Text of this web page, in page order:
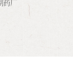
厂